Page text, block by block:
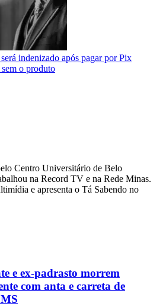
indenizado após pagar por Pix
o produto
Centro Universitário de Belo
na Record TV e na Rede Minas.
e apresenta o Tá Sabendo no
e ex-padrasto morrem
com anta e carreta de